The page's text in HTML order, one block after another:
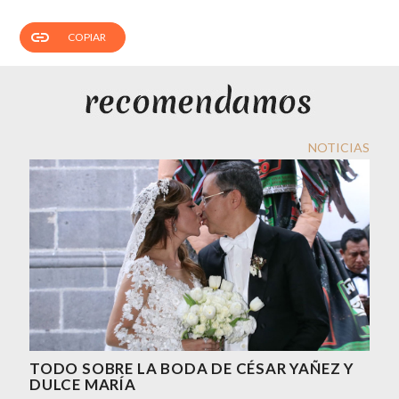
link COPIAR
NOTICIAS
TODO SOBRE LA BODA DE CÉSAR YAÑEZ Y
DULCE MARÍA